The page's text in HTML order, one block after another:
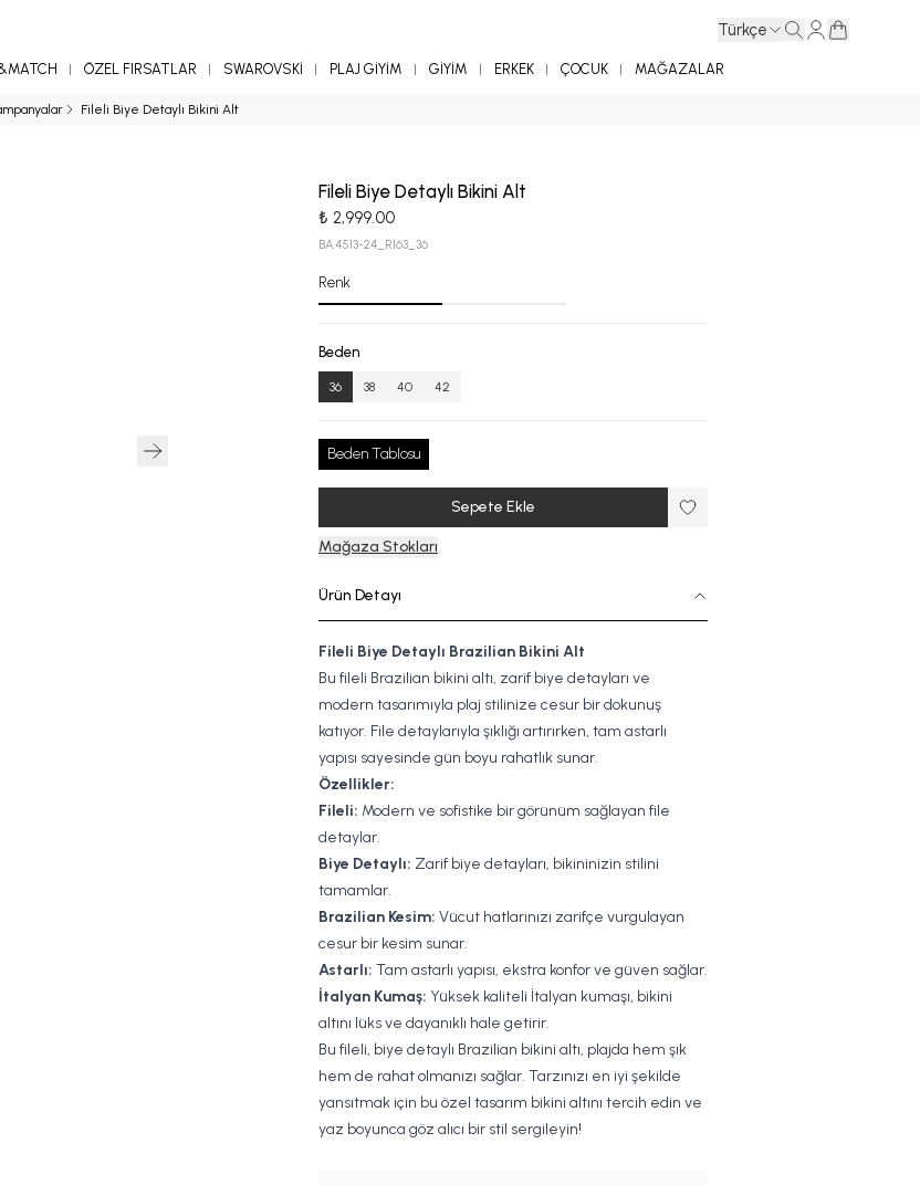
Türkçe
ÖZEL FIRSATLAR SWAROVSKİ PLAJ GİYİM GİYİM ERKEK ÇOCUK MAĞAZALAR
Fileli Biye Detaylı Bikini Alt
Fileli Biye Detaylı Bikini Alt
₺ 2,999.00
BA.4513-24_R163_36
Renk
Beden
36 38 40 42
Beden Tablosu
Sepete Ekle
Mağaza Stokları
Ürün Detayı
Fileli Biye Detaylı Brazilian Bikini Alt
Bu fileli Brazilian bikini altı, zarif biye detayları ve
modern tasarımıyla plaj stilinize cesur bir dokunuş
katıyor. File detaylarıyla şıklığı artırırken, tam astarlı
yapısı sayesinde gün boyu rahatlık sunar.
Özellikler:
Fileli: Modern ve sofistike bir görünüm sağlayan file
detaylar.
Biye Detaylı: Zarif biye detayları, bikininizin stilini
tamamlar.
Brazilian Kesim: Vücut hatlarınızı zarifçe vurgulayan
cesur bir kesim sunar.
Astarlı: Tam astarlı yapısı, ekstra konfor ve güven sağlar.
İtalyan Kumaş: Yüksek kaliteli İtalyan kumaşı, bikini
altını lüks ve dayanıklı hale getirir.
Bu fileli, biye detaylı Brazilian bikini altı, plajda hem şık
hem de rahat olmanızı sağlar. Tarzınızı en iyi şekilde
yansıtmak için bu özel tasarım bikini altını tercih edin ve
yaz boyunca göz alıcı bir stil sergileyin!